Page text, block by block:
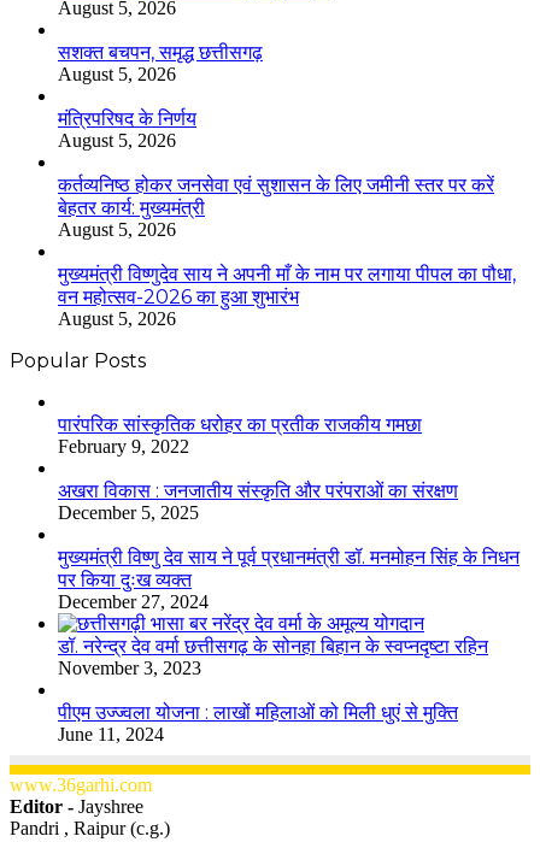
August 5, 2026
सशक्त बचपन, समृद्ध छत्तीसगढ़
August 5, 2026
मंत्रिपरिषद के निर्णय
August 5, 2026
कर्तव्यनिष्ठ होकर जनसेवा एवं सुशासन के लिए जमीनी स्तर पर करें
बेहतर कार्य: मुख्यमंत्री
August 5, 2026
मुख्यमंत्री विष्णुदेव साय ने अपनी माँ के नाम पर लगाया पीपल का पौधा,
वन महोत्सव-2026 का हुआ शुभारंभ
August 5, 2026
Popular Posts
​​​​​​​पारंपरिक सांस्कृतिक धरोहर का प्रतीक राजकीय गमछा
February 9, 2022
अखरा विकास : जनजातीय संस्कृति और परंपराओं का संरक्षण
December 5, 2025
मुख्यमंत्री विष्णु देव साय ने पूर्व प्रधानमंत्री डॉ. मनमोहन सिंह के निधन
पर किया दुःख व्यक्त
December 27, 2024
डॉ. नरेन्द्र देव वर्मा छत्तीसगढ़ के सोनहा बिहान के स्वप्नदृष्टा रहिन
November 3, 2023
पीएम उज्ज्वला योजना : लाखों महिलाओं को मिली धुएं से मुक्ति
June 11, 2024
www.36garhi.com
Editor - Jayshree
Pandri , Raipur (c.g.)